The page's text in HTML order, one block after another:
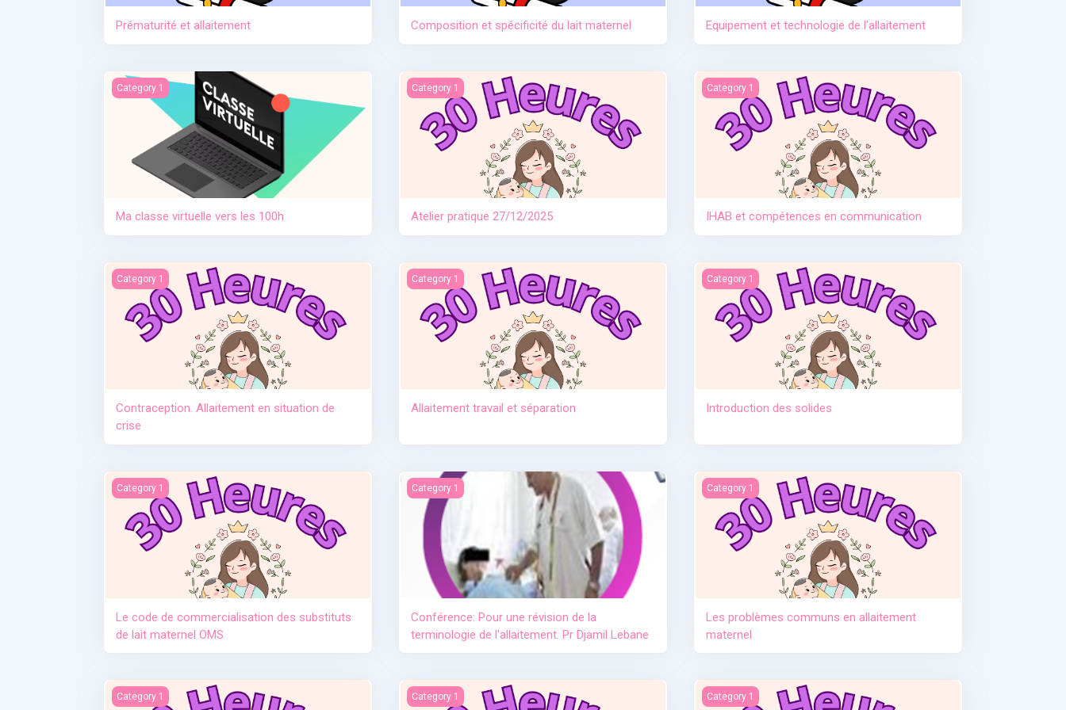
Prématurité et allaitement Composition et spécificité du lait maternel Equipement et technologie de l'allaitement
Ma classe virtuelle vers les 100h
Category 1
Ma classe virtuelle vers les 100h
Atelier pratique 27/12/2025
Category 1
Atelier pratique 27/12/2025
IHAB et compétences en communication
Category 1
IHAB et compétences en communication
Contraception. Allaitement en situation de crise
Category 1
Contraception. Allaitement en situation de
crise
Allaitement travail et séparation
Category 1
Allaitement travail et séparation
Introduction des solides
Category 1
Introduction des solides
Le code de commercialisation des substituts de lait maternel OMS
Category 1
Le code de commercialisation des substituts
de lait maternel OMS
Conférence: Pour une révision de la terminologie de l'allaitement. Pr Djamil Lebane
Category 1
Conférence: Pour une révision de la
terminologie de l'allaitement. Pr Djamil Lebane
Les problèmes communs en allaitement maternel
Category 1
Les problèmes communs en allaitement
maternel
Manque de lait et relactation
Category 1 L'importance de l'allaitement
Category 1 Le post partum
Category 1